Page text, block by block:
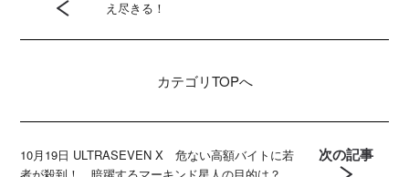
え尽きる！
カテゴリTOPへ
10月19日 ULTRASEVEN X 危ない高額バイトに若
次の記事